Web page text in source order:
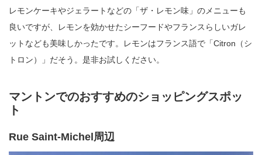
レモンケーキやジェラートなどの「ザ・レモン味」のメニューも
良いですが、レモンを効かせたシーフードやフランスらしいガレ
ットなども美味しかったです。レモンはフランス語で「Citron（シ
トロン）」だそう。是非お試しください。
マントンでのおすすめのショッピングスポッ
ト
Rue Saint-Michel周辺